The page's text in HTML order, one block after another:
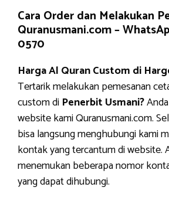
Cara Order dan Melakukan
Quranusmani.com –
0570
Harga Al Quran Custom di
Tertarik melakukan pemesanan
custom di Penerbit Usmani?
website kami Quranusmani.com.
bisa langsung menghubungi kami
kontak yang tercantum di website.
menemukan beberapa nomor
yang dapat dihubungi.